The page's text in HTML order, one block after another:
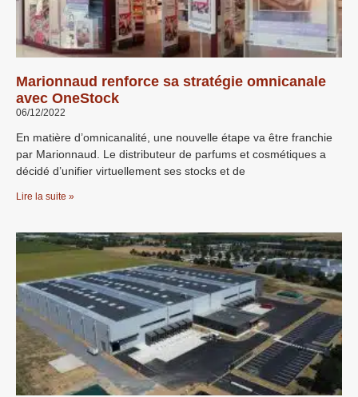
Marionnaud renforce sa stratégie omnicanale
avec OneStock
06/12/2022
En matière d’omnicanalité, une nouvelle étape va être franchie
par Marionnaud. Le distributeur de parfums et cosmétiques a
décidé d’unifier virtuellement ses stocks et de
Lire la suite »